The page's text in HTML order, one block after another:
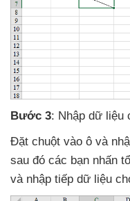
Bước 3: Nhập dữ liệu
Đặt chuột vào ô và
sau đó các bạn nhấn
và nhập tiếp dữ liệu